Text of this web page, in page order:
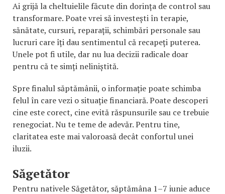
Ai grijă la cheltuielile făcute din dorința de control sau
transformare. Poate vrei să investești în terapie,
sănătate, cursuri, reparații, schimbări personale sau
lucruri care îți dau sentimentul că recapeți puterea.
Unele pot fi utile, dar nu lua decizii radicale doar
pentru că te simți neliniștită.
Spre finalul săptămânii, o informație poate schimba
felul în care vezi o situație financiară. Poate descoperi
cine este corect, cine evită răspunsurile sau ce trebuie
renegociat. Nu te teme de adevăr. Pentru tine,
claritatea este mai valoroasă decât confortul unei
iluzii.
Săgetător
Pentru nativele Săgetător, săptămâna 1–7 iunie aduce